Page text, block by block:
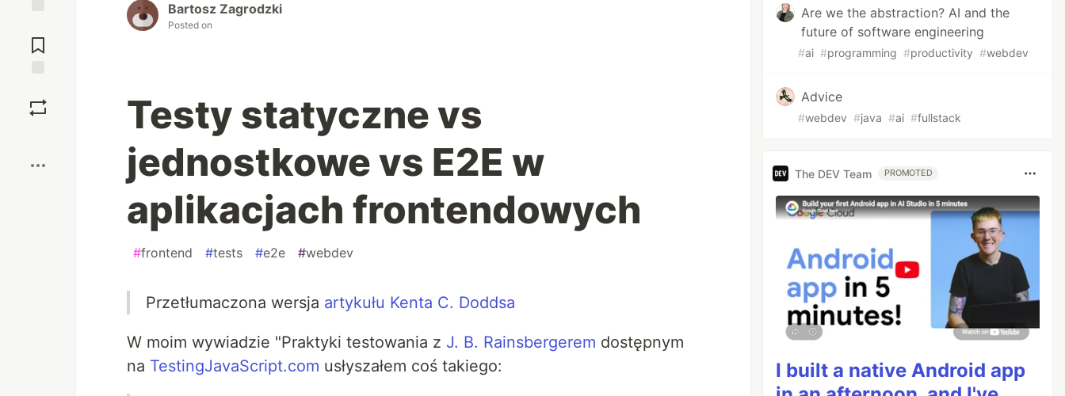
Comments
Bartosz Zagrodzki
Posted on
Testy statyczne vs
jednostkowe vs E2E w
aplikacjach frontendowych
#frontend #tests #e2e #webdev
Przetłumaczona wersja artykułu Kenta C. Doddsa
W moim wywiadzie "Praktyki testowania z J. B. Rainsbergerem dostępnym
na TestingJavaScript.com usłyszałem coś takiego:
Are we the abstraction? AI and the
future of software engineering
#ai #programming #productivity #webdev
Advice
#webdev #java #ai #fullstack
The DEV Team PROMOTED
I built a native Android app